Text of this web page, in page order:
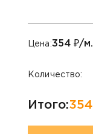
Цена:354 ₽/
Количество:
Итого:354